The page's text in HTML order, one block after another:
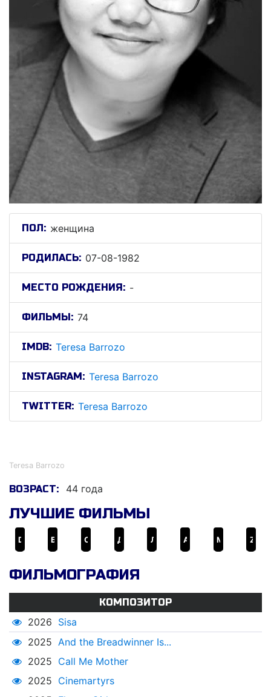
ПОЛ: женщина
РОДИЛАСЬ: 07-08-1982
МЕСТО РОЖДЕНИЯ: -
ФИЛЬМЫ: 74
IMDB: Teresa Barrozo
INSTAGRAM: Teresa Barrozo
TWITTER: Teresa Barrozo
Teresa Barrozo
ВОЗРАСТ: 44 года
ЛУЧШИЕ ФИЛЬМЫ
ФИЛЬМОГРАФИЯ
КОМПОЗИТОР
2026 Sisa
2025 And the Breadwinner Is...
2025 Call Me Mother
2025 Cinemartyrs